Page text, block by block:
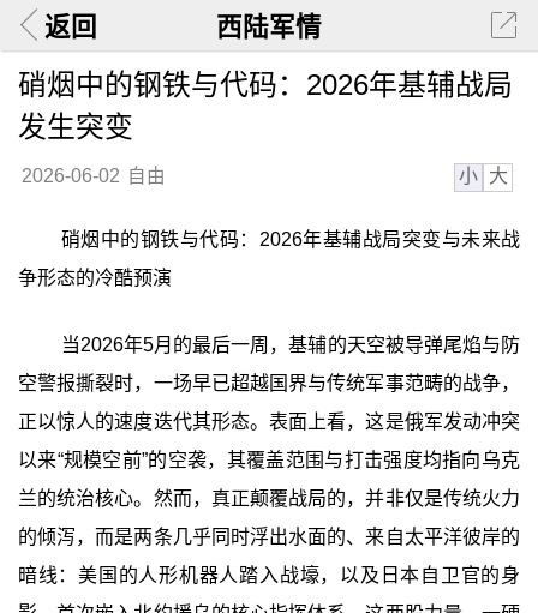
返回 西陆军情
硝烟中的钢铁与代码：2026年基辅战局
发生突变
2026-06-02 自由 小 大
硝烟中的钢铁与代码：2026年基辅战局突变与未来战
争形态的冷酷预演
当2026年5月的最后一周，基辅的天空被导弹尾焰与防
空警报撕裂时，一场早已超越国界与传统军事范畴的战争，
正以惊人的速度迭代其形态。表面上看，这是俄军发动冲突
以来“规模空前”的空袭，其覆盖范围与打击强度均指向乌克
兰的统治核心。然而，真正颠覆战局的，并非仅是传统火力
的倾泻，而是两条几乎同时浮出水面的、来自太平洋彼岸的
暗线：美国的人形机器人踏入战壕，以及日本自卫官的身